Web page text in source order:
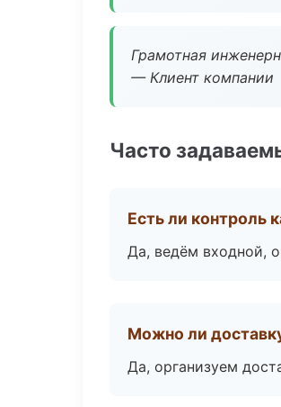
Грамотная
— Клиент компании
Часто
Есть ли контроль
Да, ведём входной,
Можно ли
Да, организуем